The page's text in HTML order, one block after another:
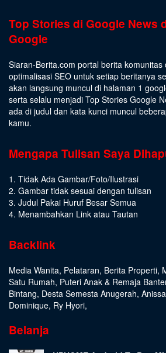
Top Stories di Google News
Google
Siaran-Berita.com portal berita
optimalisasi SEO untuk setiap beritanya
akan langsung muncul di halaman 1
serta selalu menjadi Top Stories Google
ada di judul dan kata kunci muncul
kamu.
Mengapa Tulisan Saya
1. Tidak Ada Gambar/Foto/Ilustrasi
2. Gambar tidak sesuai dengan tulisan
3. Judul Pakai Huruf Besar Semua
4. Menambahkan Link atau Tautan
Backlink
Media Wanita, Pelataran, Berita Properti,
Satu Rumah, Puteri Anak & Remaja
Bintang, Desta Semesta Anugerah,
Dominique, Ry Hyori,
Belanja